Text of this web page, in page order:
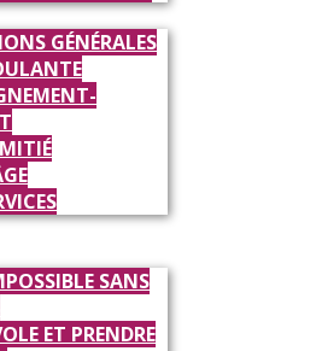
GÉNÉRALES
SANS
ET PRENDRE